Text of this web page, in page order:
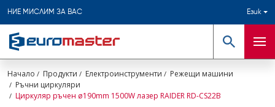
НИЕ МИСЛИМ ЗА ВАС Език
Търсене
Начало Продукти Електроинструменти
Режещи машини
Ръчни циркуляри
Циркуляр ръчен ø190mm 1500W лазер RAIDER RD-CS22B